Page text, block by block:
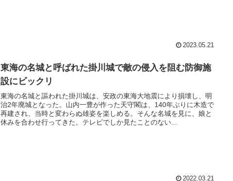
2023.05.21
東海の名城と呼ばれた掛川城で敵の侵入を阻む防御施
設にビックリ
東海の名城と謳われた掛川城は、安政の東海大地震により損壊し、明
治2年廃城となった。山内一豊が作った天守閣は、140年ぶりに木造で
再建され、当時と変わらぬ雄姿を楽しめる。そんな名城を見に、娘と
休みを合わせ行ってきた。テレビでしか見たことのない...
2022.03.21